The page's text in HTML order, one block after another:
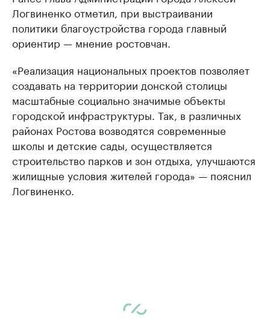
Логвиненко отметил, при выстраивании
политики благоустройства города главный
ориентир — мнение ростовчан.
«Реализация национальных проектов позволяет
создавать на территории донской столицы
масштабные социально значимые объекты
городской инфраструктуры. Так, в различных
районах Ростова возводятся современные
школы и детские сады, осуществляется
строительство парков и зон отдыха, улучшаются
жилищные условия жителей города» — пояснил
Логвиненко.